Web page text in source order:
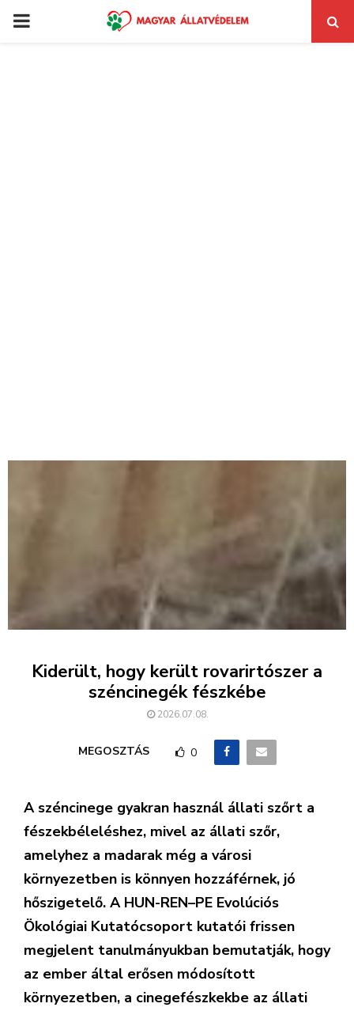
PRIMARY
Kiderült, hogy került rovarirtószer a
széncinegék fészkébe
2026.07.08.
MEGOSZTÁS 0
A széncinege gyakran használ állati szőrt a
fészekbéleléshez, mivel az állati szőr,
amelyhez a madarak még a városi
környezetben is könnyen hozzáférnek, jó
hőszigetelő. A HUN-REN–PE Evolúciós
Ökológiai Kutatócsoport kutatói frissen
megjelent tanulmányukban bemutatják, hogy
az ember által erősen módosított
környezetben, a cinegefészkekbe az állati